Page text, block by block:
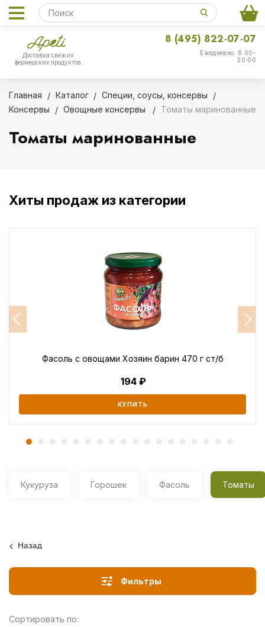
Доставка свежих
фермерских продуктов
Ежедневно: 8:00-
20:00
8 (495) 822-07-07
Главная Каталог
Специи, соусы, консервы
Консервы
Овощные консервы Томаты маринованные
Томаты маринованные
Хиты продаж из категории
Фасоль с овощами Хозяин барин 470 г ст/б
194
КУПИТЬ
Кукуруза Горошек Фасоль Томаты
Назад
Фильтры
Сортировать по: